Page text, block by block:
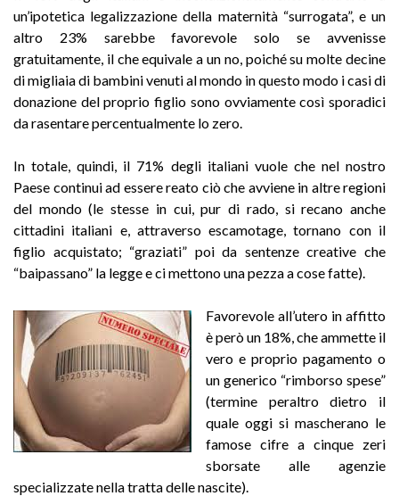
un’ipotetica legalizzazione della maternità “surrogata”, e un
altro 23% sarebbe favorevole solo se avvenisse
gratuitamente, il che equivale a un no, poiché su molte decine
di migliaia di bambini venuti al mondo in questo modo i casi di
donazione del proprio figlio sono ovviamente così sporadici
da rasentare percentualmente lo zero.
In totale, quindi, il 71% degli italiani vuole che nel nostro
Paese continui ad essere reato ciò che avviene in altre regioni
del mondo (le stesse in cui, pur di rado, si recano anche
cittadini italiani e, attraverso escamotage, tornano con il
figlio acquistato; “graziati” poi da sentenze creative che
“baipassano” la legge e ci mettono una pezza a cose fatte).
Favorevole all’utero in affitto
è però un 18%, che ammette il
vero e proprio pagamento o
un generico “rimborso spese”
(termine peraltro dietro il
quale oggi si mascherano le
famose cifre a cinque zeri
sborsate alle agenzie
specializzate nella tratta delle nascite).